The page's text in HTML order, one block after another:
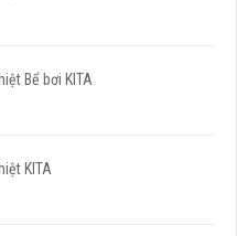
Bể bơi KITA
KITA